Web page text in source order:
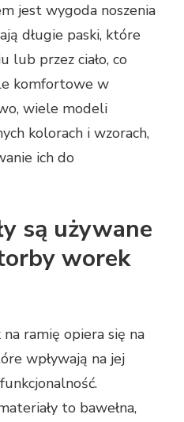
jest wygoda noszenia
długie paski, które
lub przez ciało, co
komfortowe w
wiele modeli
kolorach i wzorach,
ich do
są używane
worek
ramię opiera się na
wpływają na jej
to bawełna,